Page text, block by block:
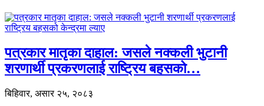
पत्रकार मातृका दाहाल: जसले नक्कली भुटानी
शरणार्थी प्रकरणलाई राष्ट्रिय बहसको…
बिहिवार, असार २५, २०८३